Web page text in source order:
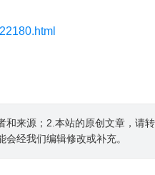
来源；2.本站的原创文章，请
经我们编辑修改或补充。